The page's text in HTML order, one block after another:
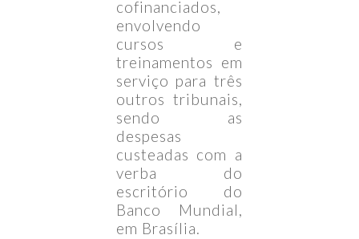
cofinanciados,
envolvendo
cursos e
treinamentos em
serviço para três
outros tribunais,
sendo as
despesas
custeadas com a
verba do
escritório do
Banco Mundial,
em Brasília.